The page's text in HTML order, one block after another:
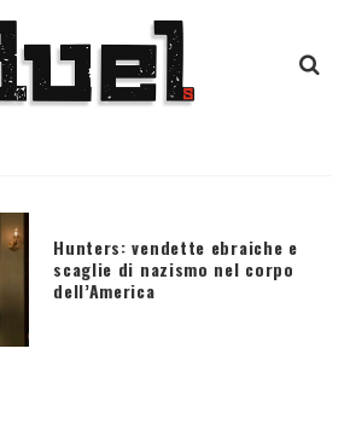
Hunters: vendette ebraiche e
scaglie di nazismo nel corpo
dell’America